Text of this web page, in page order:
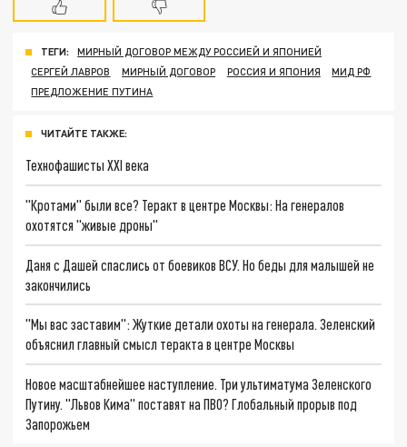
ТЕГИ:
МИРНЫЙ ДОГОВОР МЕЖДУ РОССИЕЙ И ЯПОНИЕЙ
СЕРГЕЙ ЛАВРОВ
МИРНЫЙ ДОГОВОР РОССИЯ И ЯПОНИЯ
МИД РФ
ПРЕДЛОЖЕНИЕ ПУТИНА
ЧИТАЙТЕ ТАКЖЕ:
Технофашисты XXI века
"Кротами" были все? Теракт в центре Москвы: На генералов
охотятся "живые дроны"
Даня с Дашей спаслись от боевиков ВСУ. Но беды для малышей не
закончились
"Мы вас заставим": Жуткие детали охоты на генерала. Зеленский
объяснил главный смысл теракта в центре Москвы
Новое масштабнейшее наступление. Три ультиматума Зеленского
Путину. "Львов Кима" поставят на ПВО? Глобальный прорыв под
Запорожьем